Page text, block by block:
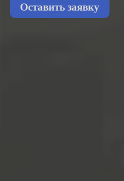
Оставить заявку